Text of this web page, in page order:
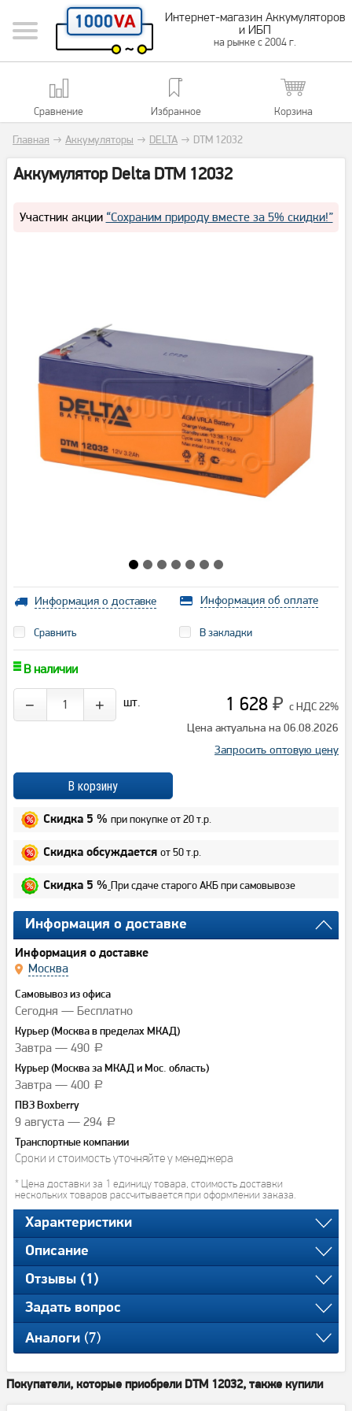
Интернет-магазин Аккумуляторов
и ИБП
на рынке с 2004 г.
Сравнение Избранное Корзина
Главная → Аккумуляторы → DELTA → DTM 12032
Aккумулятор Delta DTM 12032
Участник акции “Сохраним природу вместе за 5% скидки!”
Информация о доставке Информация об оплате
Сравнить В закладки
В наличии
− + шт. 1 628 ₽ с НДС 22%
Цена актуальна на 06.08.2026
Запросить оптовую цену
Скидка 5 % при покупке от 20 т.р.
Скидка обсуждается от 50 т.р.
Скидка 5 % При сдаче старого АКБ при самовывозе
Информация о доставке
Информация о доставке
Москва
Самовывоз из офиса
Сегодня — Бесплатно
Курьер (Москва в пределах МКАД)
Завтра — 490 a
Курьер (Москва за МКАД и Мос. область)
Завтра — 400 a
ПВЗ Boxberry
9 августа — 294 a
Транспортные компании
Сроки и стоимость уточняйте у менеджера
* Цена доставки за 1 единицу товара, стоимость доставки
нескольких товаров рассчитывается при оформлении заказа.
Характеристики
Описание
Отзывы (1)
Задать вопрос
Аналоги (7)
Покупатели, которые приобрели DTM 12032, также купили